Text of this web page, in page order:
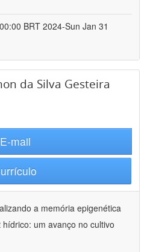
BRT 2024-Sun Jan 31
da Silva Gesteira
E-mail
a memória epigenética
um avanço no cultivo